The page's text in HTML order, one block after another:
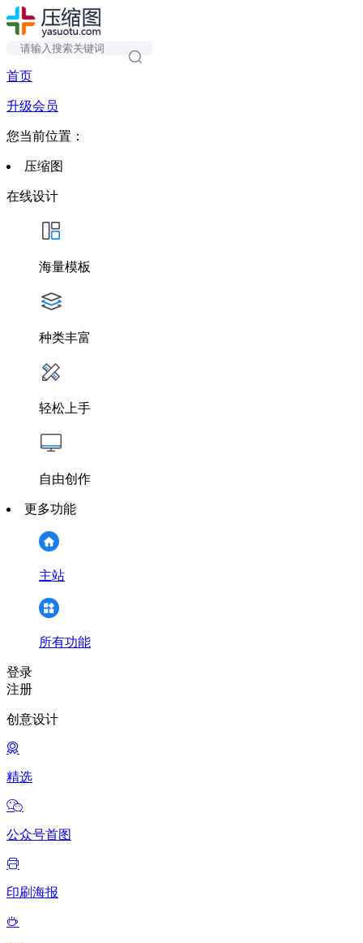
首页
升级会员
您当前位置：
压缩图
在线设计
海量模板
种类丰富
轻松上手
自由创作
更多功能
主站
所有功能
登录
注册
创意设计
精选
公众号首图
印刷海报